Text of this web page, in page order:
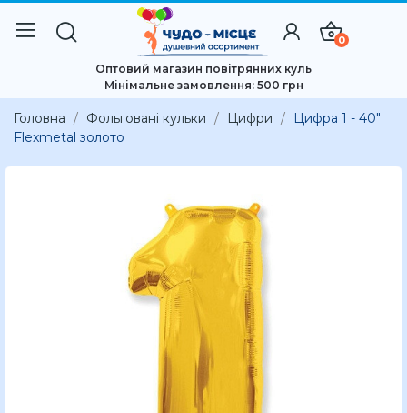
0
Оптовий магазин повітрянних куль
Мінімальне замовлення: 500 грн
Головна Фольговані кульки Цифри
Цифра 1 - 40"
Flexmetal золото